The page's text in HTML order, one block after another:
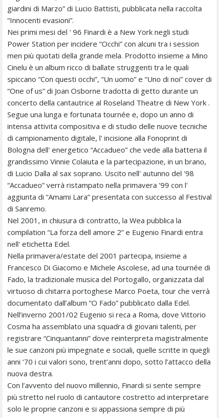
giardini di Marzo” di Lucio Battisti, pubblicata nella raccolta
“Innocenti evasioni”.
Nei primi mesi del ' 96 Finardi è a New York negli studi
Power Station per incidere “Occhi” con alcuni tra i session
men più quotati della grande mela. Prodotto insieme a Mino
Cinelu è un album ricco di ballate struggenti tra le quali
spiccano “Con questi occhi”, “Un uomo” e “Uno di noi” cover di
“One of us” di Joan Osborne tradotta di getto durante un
concerto della cantautrice al Roseland Theatre di New York .
Segue una lunga e fortunata tournée e, dopo un anno di
intensa attivita compositiva e di studio delle nuove tecniche
di campionamento digitale, l' incisione alla Fonoprint di
Bologna dell' energetico “Accadueo” che vede alla batteria il
grandissimo Vinnie Colaiuta e la partecipazione, in un brano,
di Lucio Dalla al sax soprano. Uscito nell' autunno del '98
“Accadueo” verrà ristampato nella primavera '99 con l'
aggiunta di “Amami Lara” presentata con successo al Festival
di Sanremo.
Nel 2001, in chiusura di contratto, la Wea pubblica la
compilation “La forza dell amore 2” e Eugenio Finardi entra
nell' etichetta Edel.
Nella primavera/estate del 2001 partecipa, insieme a
Francesco Di Giacomo e Michele Ascolese, ad una tournée di
Fado, la tradizionale musica del Portogallo, organizzata dal
virtuoso di chitarra portoghese Marco Poeta, tour che verrà
documentato dall’album “O Fado” pubblicato dalla Edel.
Nell’inverno 2001/02 Eugenio si reca a Roma, dove Vittorio
Cosma ha assemblato una squadra di giovani talenti, per
registrare “Cinquantanni” dove reinterpreta magistralmente
le sue canzoni più impegnate e sociali, quelle scritte in quegli
anni ‘70 i cui valori sono, trent’anni dopo, sotto l’attacco della
nuova destra.
Con l’avvento del nuovo millennio, Finardi si sente sempre
più stretto nel ruolo di cantautore costretto ad interpretare
solo le proprie canzoni e si appassiona sempre di più